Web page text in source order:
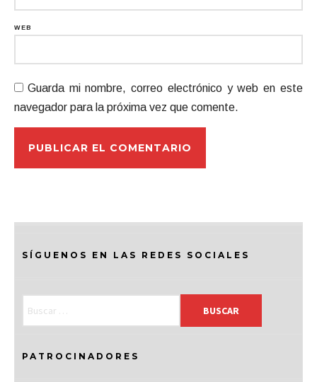
WEB
Guarda mi nombre, correo electrónico y web en este
navegador para la próxima vez que comente.
SÍGUENOS EN LAS REDES SOCIALES
PATROCINADORES